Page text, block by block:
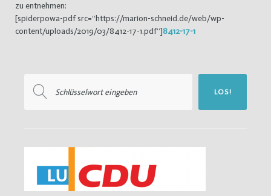
zu entnehmen:
[spiderpowa-pdf src=“https://marion-schneid.de/web/wp-
content/uploads/2019/03/8412-17-1.pdf“]8412-17-1
nach:
LOS!